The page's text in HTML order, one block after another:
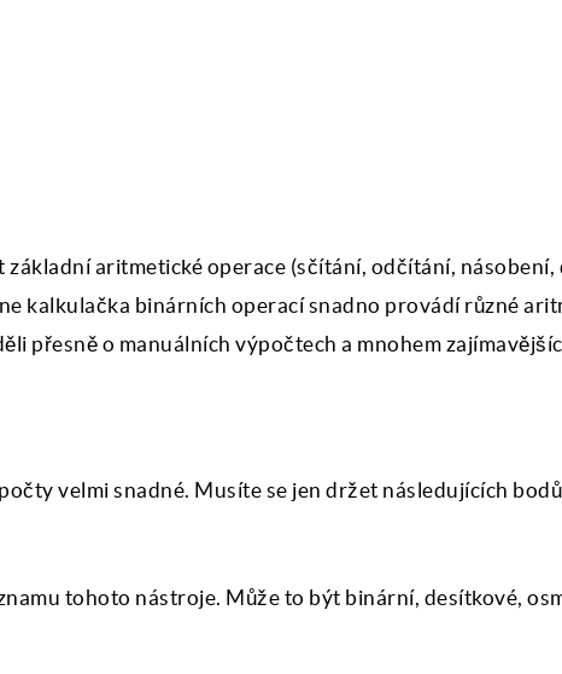
aritmetické operace (sčítání, odčítání, násobení,
kalkulačka binárních operací snadno provádí různé
přesně o manuálních výpočtech a mnohem
velmi snadné. Musíte se jen držet následujících
tohoto nástroje. Může to být binární, desítkové,